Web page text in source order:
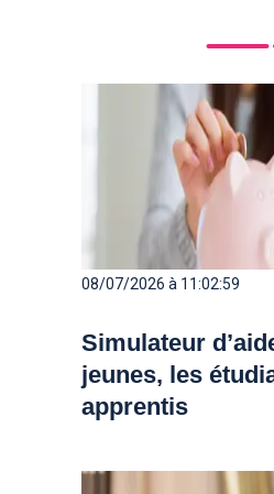
08/07/2026 à 11:02:59
Simulateur
jeunes, les
apprentis